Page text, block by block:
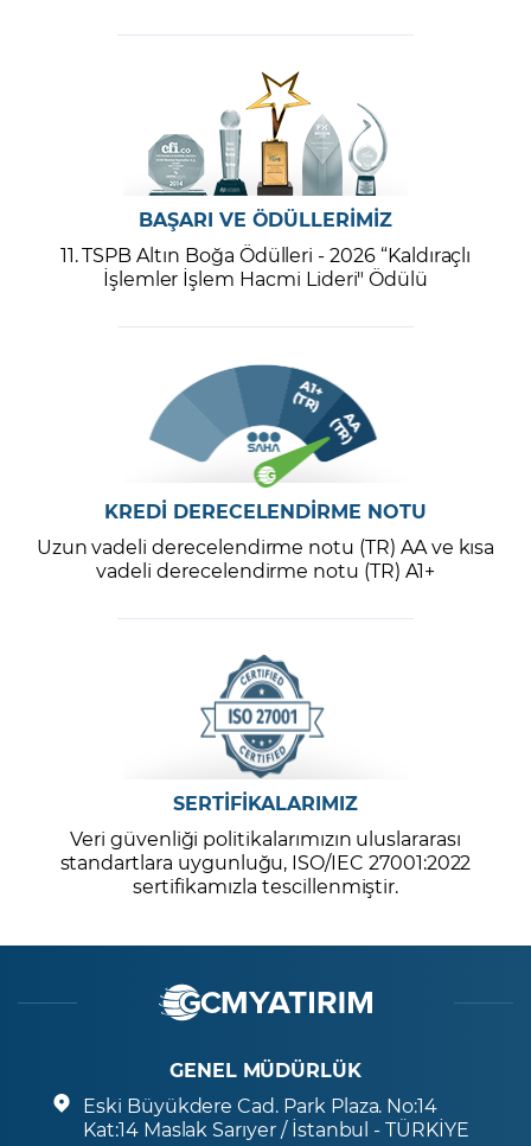
BAŞARI VE ÖDÜLLERİMİZ
11. TSPB Altın Boğa Ödülleri - 2026 “Kaldıraçlı
İşlemler İşlem Hacmi Lideri" Ödülü
KREDİ DERECELENDİRME NOTU
Uzun vadeli derecelendirme notu (TR) AA ve kısa
vadeli derecelendirme notu (TR) A1+
SERTİFİKALARIMIZ
Veri güvenliği politikalarımızın uluslararası
standartlara uygunluğu, ISO/IEC 27001:2022
sertifikamızla tescillenmiştir.
GENEL MÜDÜRLÜK
Eski Büyükdere Cad. Park Plaza. No:14
Kat:14 Maslak Sarıyer / İstanbul - TÜRKİYE